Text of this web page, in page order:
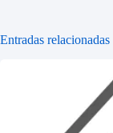
Entradas relacionadas